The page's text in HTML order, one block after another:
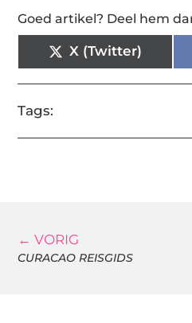
Goed artikel? Deel hem
X (Twitter)
Tags:
← VORIG
CURACAO REISGIDS